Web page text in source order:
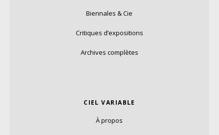
Biennales & Cie
Critiques d’expositions
Archives complètes
CIEL VARIABLE
À propos